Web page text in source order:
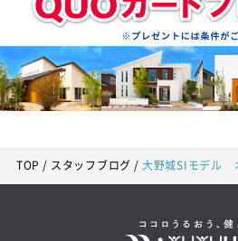
TOP スタッフブログ 大野城SIモデル